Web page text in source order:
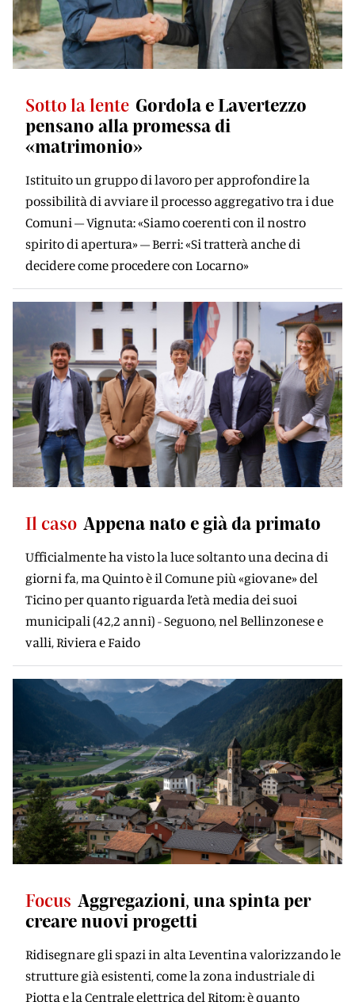
Sotto la lente Gordola e Lavertezzo
pensano alla promessa di
«matrimonio»
Istituito un gruppo di lavoro per approfondire la
possibilità di avviare il processo aggregativo tra i due
Comuni – Vignuta: «Siamo coerenti con il nostro
spirito di apertura» – Berri: «Si tratterà anche di
decidere come procedere con Locarno»
Il caso Appena nato e già da primato
Ufficialmente ha visto la luce soltanto una decina di
giorni fa, ma Quinto è il Comune più «giovane» del
Ticino per quanto riguarda l’età media dei suoi
municipali (42,2 anni) - Seguono, nel Bellinzonese e
valli, Riviera e Faido
Focus Aggregazioni, una spinta per
creare nuovi progetti
Ridisegnare gli spazi in alta Leventina valorizzando le
strutture già esistenti, come la zona industriale di
Piotta e la Centrale elettrica del Ritom: è quanto